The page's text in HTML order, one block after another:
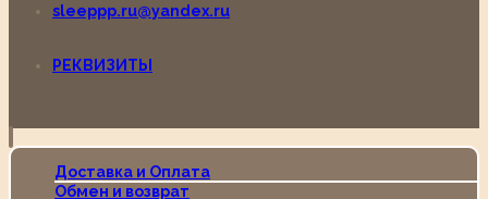
sleeppp.ru@yandex.ru
РЕКВИЗИТЫ
Доставка и Оплата
Обмен и возврат